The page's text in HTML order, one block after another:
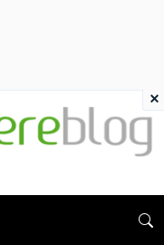
×